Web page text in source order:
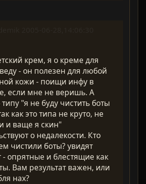
крем, я о креме для
- он полезен для любой
кожи - поищи инфу в
если мне не веришь. А
"я не буду чистить боты
как это типа не круто, не
и ваще я скин"
о недалекости. Кто
чистили боты? увидят
- опрятные и блестящие как
Вам результат важен, или
нах?